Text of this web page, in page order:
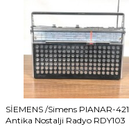
SİEMENS /Simens PIANAR-421
Antika Nostalji Radyo RDY103